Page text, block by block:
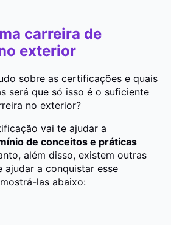
carreira de
exterior
sobre as certificações e quais
será que só isso é o suficiente
no exterior?
vai te ajudar a
de conceitos e práticas
além disso, existem outras
ajudar a conquistar esse
las abaixo: